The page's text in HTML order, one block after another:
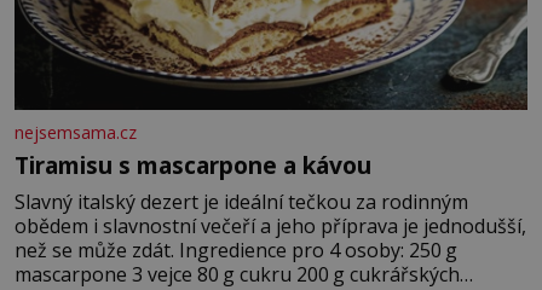
nejsemsama.cz
Tiramisu s mascarpone a kávou
Slavný italský dezert je ideální tečkou za rodinným
obědem i slavnostní večeří a jeho příprava je jednodušší,
než se může zdát. Ingredience pro 4 osoby: 250 g
mascarpone 3 vejce 80 g cukru 200 g cukrářských